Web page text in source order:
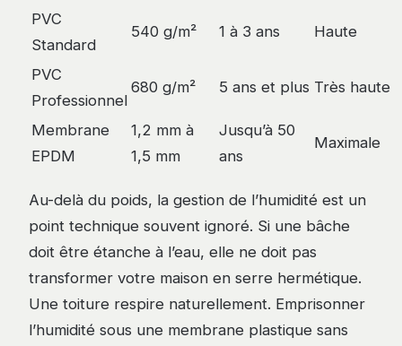
PVC
Standard
540 g/m² 1 à 3 ans Haute
PVC
Professionnel
680 g/m² 5 ans et plus Très haute
Membrane
EPDM
1,2 mm à
1,5 mm
Jusqu’à 50
ans
Maximale
Au-delà du poids, la gestion de l’humidité est un
point technique souvent ignoré. Si une bâche
doit être étanche à l’eau, elle ne doit pas
transformer votre maison en serre hermétique.
Une toiture respire naturellement. Emprisonner
l’humidité sous une membrane plastique sans